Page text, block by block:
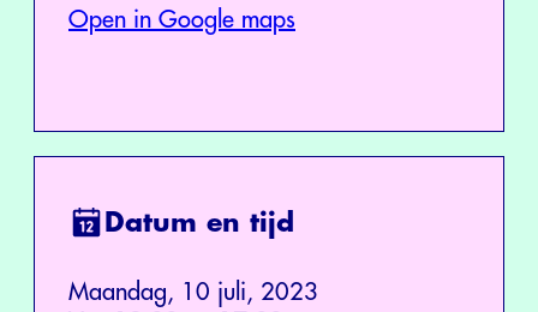
Open in Google maps
Datum en tijd
Maandag, 10 juli, 2023